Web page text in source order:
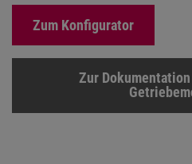
Zum Konfigurator
Zur